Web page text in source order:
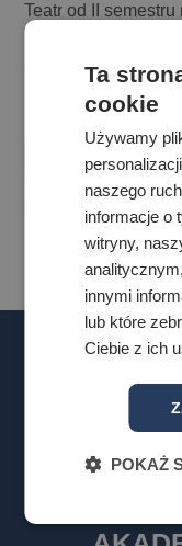
Teatr od II
Teatru im. Osterwy
uczestników…
Czytaj Dalej
Ta
cookie
Używamy
naszego
informacje o
witryny,
innymi
lub które
Ciebie z ich
POKAŻ